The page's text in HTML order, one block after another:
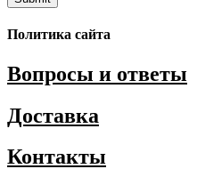
Политика сайта
Вопросы и ответы
Доставка
Контакты